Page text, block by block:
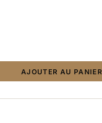
AJOUTER AU PANIER